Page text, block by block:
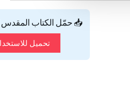
📥 حمّل الكتاب المقدس
تحميل